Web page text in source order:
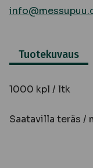
Tuotekuvaus
1000 kpl / ltk
Saatavilla teräs /